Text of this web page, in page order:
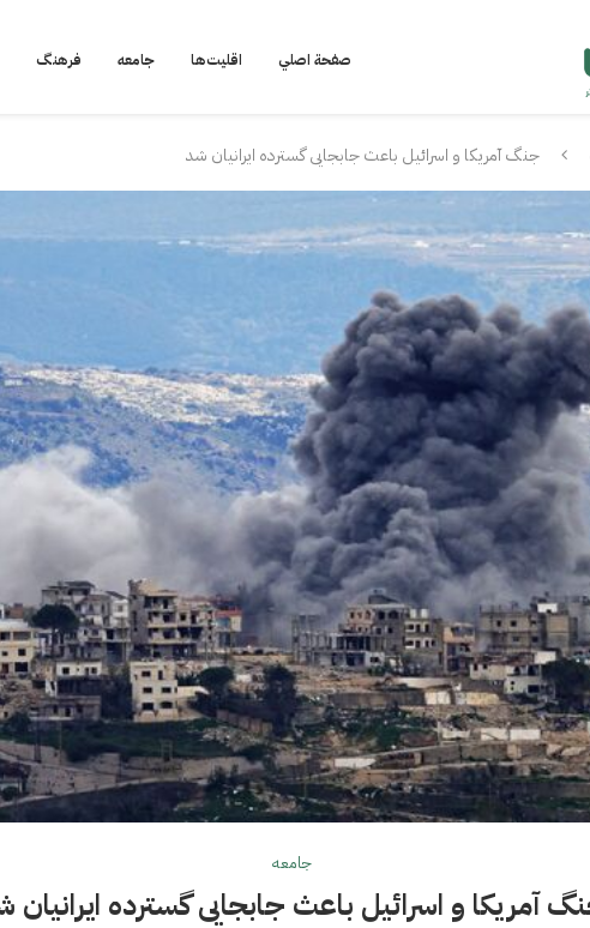
صفحة اصلي اقلیت‌ها جامعه فرهنگ
جنگ آمریکا و اسرائیل باعث جابجایی گسترده ایرانیان شد
جامعه
آمریکا و اسرائیل باعث جابجایی گسترده ایرانیان